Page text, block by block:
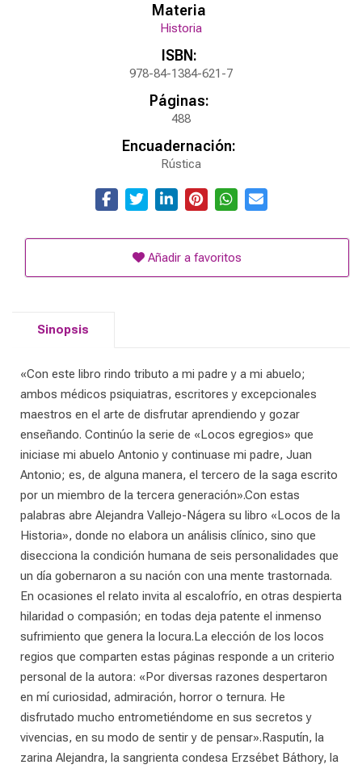
Materia
Historia
ISBN:
978-84-1384-621-7
Páginas:
488
Encuadernación:
Rústica
Añadir a favoritos
Sinopsis
«Con este libro rindo tributo a mi padre y a mi abuelo;
ambos médicos psiquiatras, escritores y excepcionales
maestros en el arte de disfrutar aprendiendo y gozar
enseñando. Continúo la serie de «Locos egregios» que
iniciase mi abuelo Antonio y continuase mi padre, Juan
Antonio; es, de alguna manera, el tercero de la saga escrito
por un miembro de la tercera generación».Con estas
palabras abre Alejandra Vallejo-Nágera su libro «Locos de la
Historia», donde no elabora un análisis clínico, sino que
disecciona la condición humana de seis personalidades que
un día gobernaron a su nación con una mente trastornada.
En ocasiones el relato invita al escalofrío, en otras despierta
hilaridad o compasión; en todas deja patente el inmenso
sufrimiento que genera la locura.La elección de los locos
regios que comparten estas páginas responde a un criterio
personal de la autora: «Por diversas razones despertaron
en mí curiosidad, admiración, horror o ternura. He
disfrutado mucho entrometiéndome en sus secretos y
vivencias, en su modo de sentir y de pensar».Rasputín, la
zarina Alejandra, la sangrienta condesa Erzsébet Báthory, la